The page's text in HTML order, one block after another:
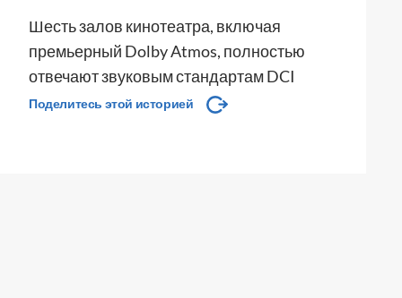
Шесть залов кинотеатра, включая
премьерный Dolby Atmos, полностью
отвечают звуковым стандартам DCI
Поделитесь этой историей